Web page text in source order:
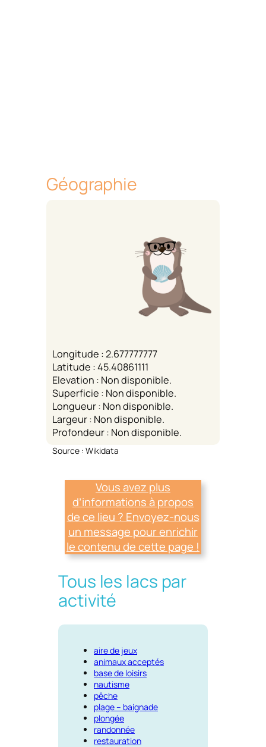
Géographie
Longitude : 2.677777777
Latitude : 45.40861111
Elevation : Non disponible.
Superficie : Non disponible.
Longueur : Non disponible.
Largeur : Non disponible.
Profondeur : Non disponible.
Source : Wikidata
Vous avez plus
d’informations à propos
de ce lieu ? Envoyez-nous
un message pour enrichir
le contenu de cette page !
Tous les lacs par
activité
aire de jeux
animaux acceptés
base de loisirs
nautisme
pêche
plage – baignade
plongée
randonnée
restauration